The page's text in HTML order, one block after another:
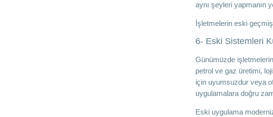
aynı şeyleri yapmanın
İşletmelerin eski
6- Eski Sistemleri
Günümüzde
petrol ve gaz üretimi,
için uyumsuzdur veya
uygulamalara doğru
Eski uygulama